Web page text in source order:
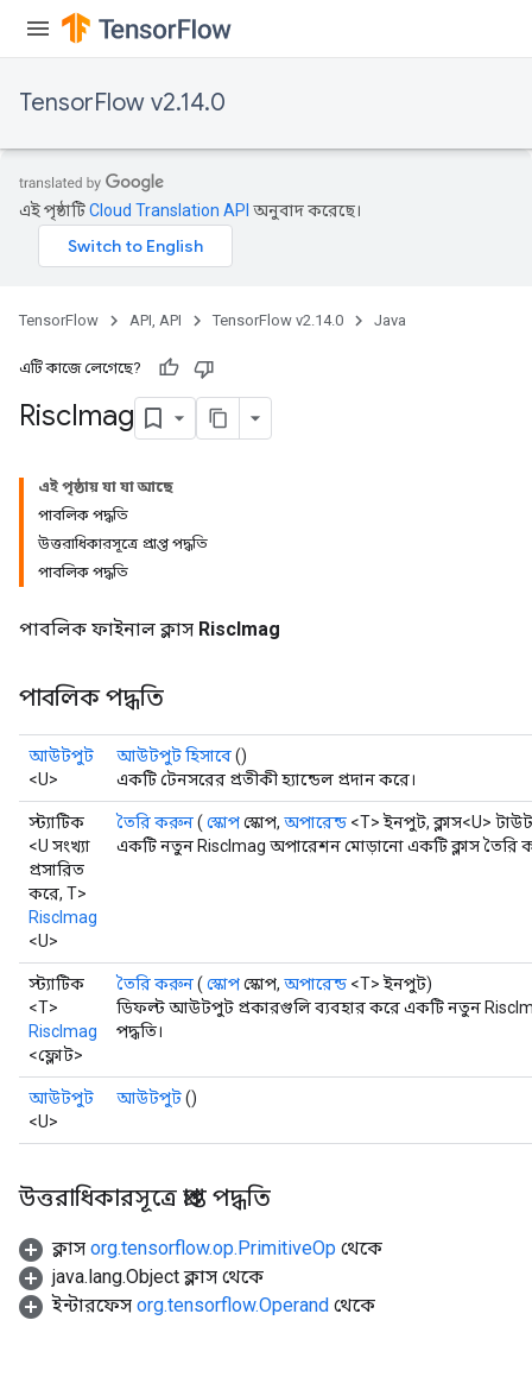
TensorFlow v2.14.0
এই পৃষ্ঠাটিCloud Translation API অনুবাদ করেছে।
TensorFlow API, API TensorFlow v2.14.0 Java
এটি কাজে লেগেছে?
RiscImag
এই পৃষ্ঠায় যা যা আছে
পাবলিক পদ্ধতি
উত্তরাধিকারসূত্রে প্রাপ্ত পদ্ধতি
পাবলিক পদ্ধতি
পাবলিক ফাইনাল ক্লাস RiscImag
পাবলিক পদ্ধতি
আউটপুট
<U>
আউটপুট হিসাবে()
একটি টেনসরের প্রতীকী হ্যান্ডেল প্রদান করে।
স্ট্যাটিক
<U সংখ্যা
প্রসারিত
করে, T>
RiscImag
<U>
তৈরি করুন( স্কোপস্কোপ, অপারেন্ড <T> ইনপুট, ক্লাস<U>
একটি নতুন RiscImag অপারেশন মোড়ানো একটি ক্লাস তৈরি
স্ট্যাটিক
<T>
RiscImag
<ফ্লোট>
তৈরি করুন( স্কোপস্কোপ, অপারেন্ড <T> ইনপুট)
ডিফল্ট আউটপুট প্রকারগুলি ব্যবহার করে একটি নতুন
পদ্ধতি।
আউটপুট
<U>
আউটপুট()
উত্তরাধিকারসূত্রে প্রাপ্ত পদ্ধতি
ক্লাস org.tensorflow.op.PrimitiveOp থেকে
java.lang.Object ক্লাস থেকে
ইন্টারফেস org.tensorflow.Operand থেকে